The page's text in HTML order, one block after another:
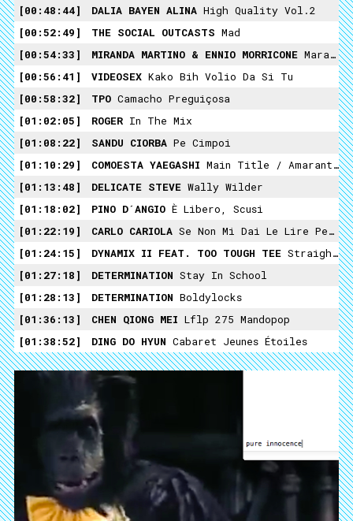
00:48:44
DALIA BAYEN ALINA High Quality Vol.2
00:52:49
THE SOCIAL OUTCASTS Mad
00:54:33
MIRANDA MARTINO & ENNIO MORRICONE Maraviglioso Momento
00:56:41
VIDEOSEX Kako Bih Volio Da Si Tu
00:58:32
TPO Camacho Preguiçosa
01:02:05
ROGER In The Mix
01:08:22
SANDU CIORBA Pe Cimpoi
01:10:29
COMOESTA YAEGASHI Main Title / Amaranth Remix
01:13:48
DELICATE STEVE Wally Wilder
01:18:02
PINO D´ANGIO È Libero, Scusi
01:22:19
CARLO CARIOLA Se Non Mi Dai Le Lire Per Il Cinema
01:24:15
DYNAMIX II FEAT. TOO TOUGH TEE Straight From The Jungle
01:27:18
DETERMINATION Stay In School
01:28:13
DETERMINATION Boldylocks
01:36:13
CHEN QIONG MEI Lflp 275 Mandopop
01:38:52
DING DO HYUN Cabaret Jeunes Étoiles